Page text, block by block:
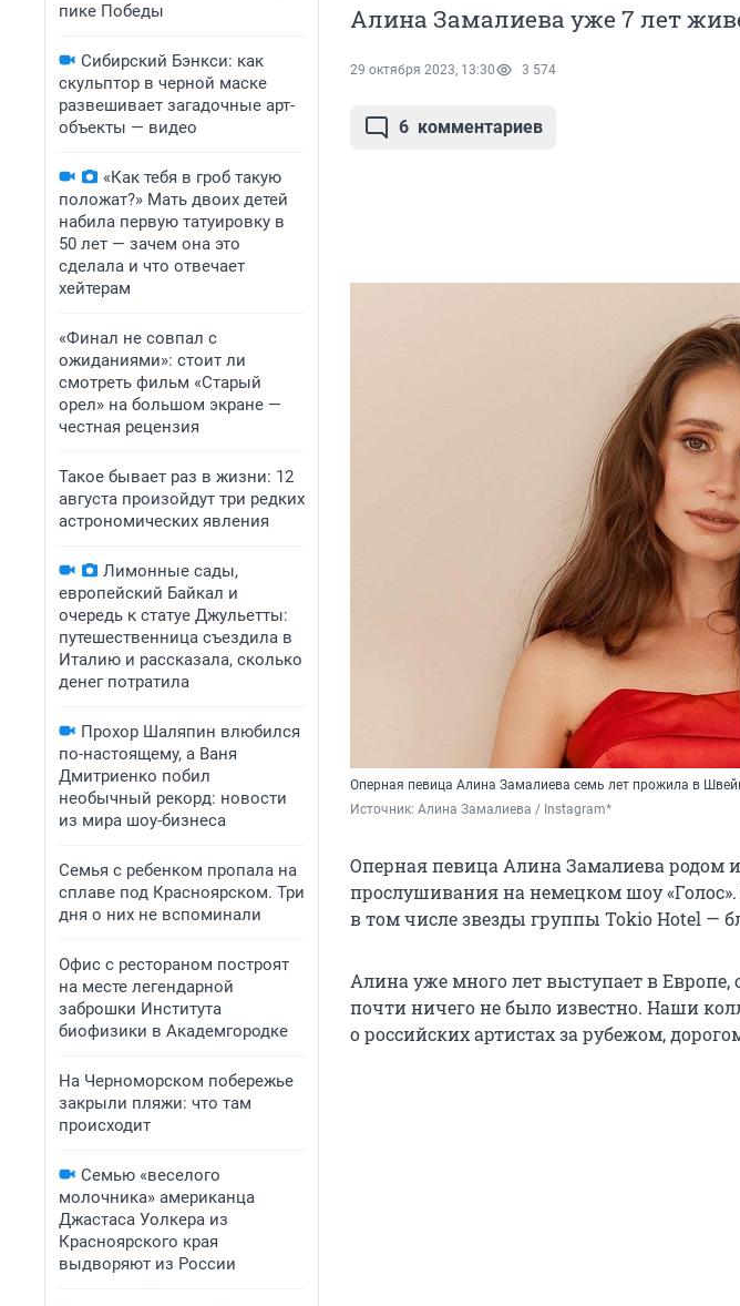
пике Победы
Сибирский Бэнкси: как
скульптор в черной маске
развешивает загадочные арт-
объекты — видео
«Как тебя в гроб такую
положат?» Мать двоих детей
набила первую татуировку в
50 лет — зачем она это
сделала и что отвечает
хейтерам
«Финал не совпал с
ожиданиями»: стоит ли
смотреть фильм «Старый
орел» на большом экране —
честная рецензия
Такое бывает раз в жизни: 12
августа произойдут три редких
астрономических явления
Лимонные сады,
европейский Байкал и
очередь к статуе Джульетты:
путешественница съездила в
Италию и рассказала, сколько
денег потратила
Прохор Шаляпин влюбился
по-настоящему, а Ваня
Дмитриенко побил
необычный рекорд: новости
из мира шоу-бизнеса
Семья с ребенком пропала на
сплаве под Красноярском. Три
дня о них не вспоминали
Офис с рестораном построят
на месте легендарной
заброшки Института
биофизики в Академгородке
На Черноморском побережье
закрыли пляжи: что там
происходит
Семью «веселого
молочника» американца
Джастаса Уолкера из
Красноярского края
выдворяют из России
Алина Замалиева уже 7 лет
29 октября 2023, 13:30 3 574
6 комментариев
Оперная певица Алина Замалиева семь лет прожила в
Источник: Алина Замалиева / Instagram*
Оперная певица Алина Замалиева родом
прослушивания на немецком шоу
в том числе звезды группы Tokio Hotel —
Алина уже много лет выступает в Европе,
почти ничего не было известно. Наши
о российских артистах за рубежом,